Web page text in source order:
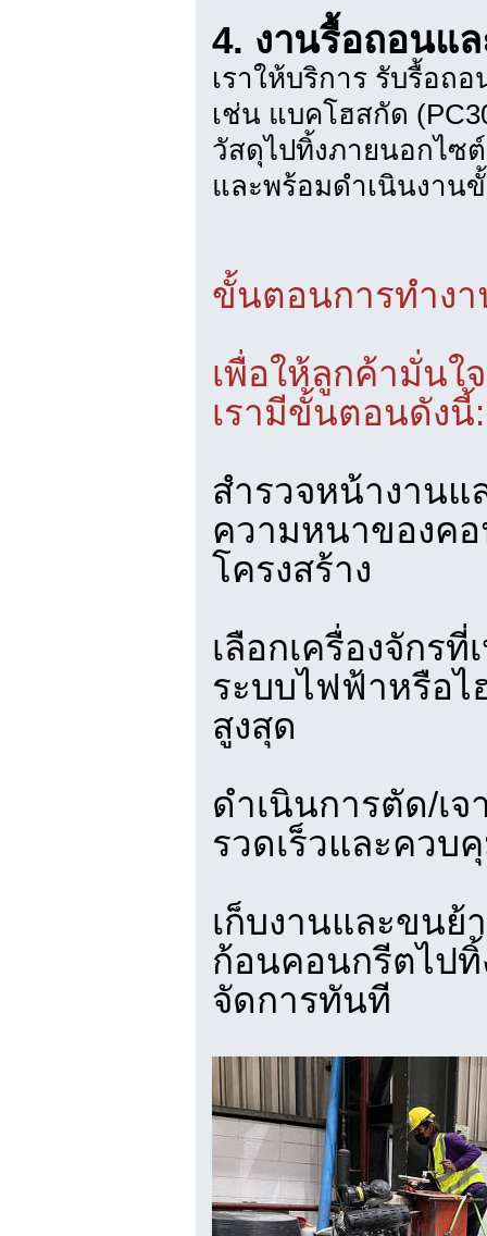
4. งานรื้อถอนแ
เราให้บริการ รับรื้อถ
เช่น แบคโฮสกัด
วัสดุไปทิ้งภายนอกไซ
และพร้อมดำเนินงาน
ขั้นตอนการทำง
เพื่อให้ลูกค้ามั่นใ
เรามีขั้นตอนดังนี้:
สำรวจหน้างานแ
ความหนาของค
โครงสร้าง
เลือกเครื่องจักร
ระบบไฟฟ้าหรือไ
สูงสุด
ดำเนินการตัด/เ
รวดเร็วและควบ
เก็บงานและขนย้
ก้อนคอนกรีตไป
จัดการทันที